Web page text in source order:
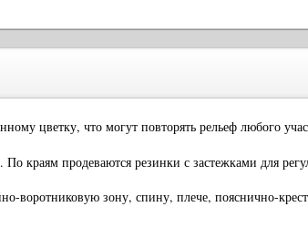
цветку, что могут повторять рельеф любого
краям продеваются резинки с застежками для
воротниковую зону, спину, плече, пояснично-